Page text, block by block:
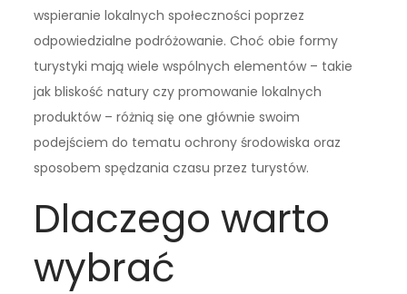
wspieranie lokalnych społeczności poprzez
odpowiedzialne podróżowanie. Choć obie formy
turystyki mają wiele wspólnych elementów – takie
jak bliskość natury czy promowanie lokalnych
produktów – różnią się one głównie swoim
podejściem do tematu ochrony środowiska oraz
sposobem spędzania czasu przez turystów.
Dlaczego warto
wybrać